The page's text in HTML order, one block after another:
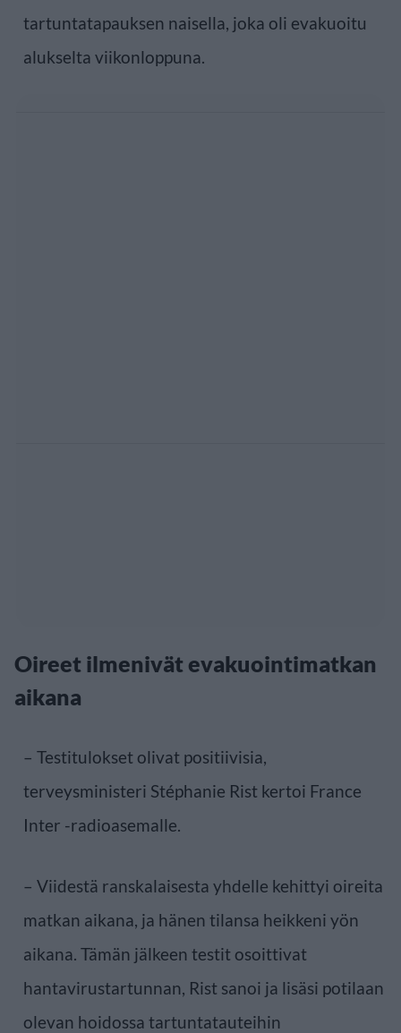
tartuntatapauksen naisella, joka oli evakuoitu
alukselta viikonloppuna.
Oireet ilmenivät evakuointimatkan
aikana
– Testitulokset olivat positiivisia,
terveysministeri Stéphanie Rist kertoi France
Inter -radioasemalle.
– Viidestä ranskalaisesta yhdelle kehittyi oireita
matkan aikana, ja hänen tilansa heikkeni yön
aikana. Tämän jälkeen testit osoittivat
hantavirustartunnan, Rist sanoi ja lisäsi potilaan
olevan hoidossa tartuntatauteihin